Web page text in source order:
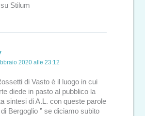
Stilum
2020 alle 23:12
di Vasto è il luogo in cui
diede in pasto al pubblico la
sintesi di A.L. con queste parole
Bergoglio ” se diciamo subito